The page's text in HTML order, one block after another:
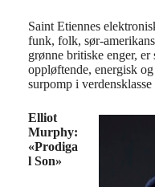
Saint Etiennes
funk, folk, sør-
grønne britiske enger, er
oppløftende, energisk
surpomp i
Elliot
Murphy:
«Prodiga
l Son»